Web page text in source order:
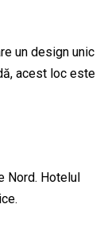
un design unic
acest loc este
Nord. Hotelul